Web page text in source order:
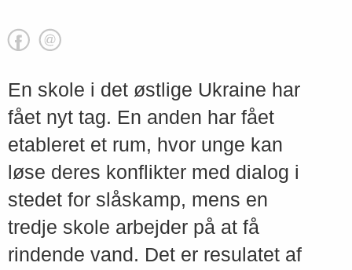
En skole i det østlige Ukraine har
fået nyt tag. En anden har fået
etableret et rum, hvor unge kan
løse deres konflikter med dialog i
stedet for slåskamp, mens en
tredje skole arbejder på at få
rindende vand. Det er resulatet af